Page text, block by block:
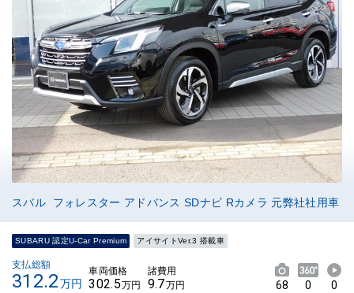
スバル フォレスター アドバンス SDナビ Rカメラ 元弊社社用車
SUBARU 認定U-Car Premium アイサイトVer.3 搭載車
支払総額
312.2万円
車両価格
302.5万円
諸費用
9.7万円 68 0 0